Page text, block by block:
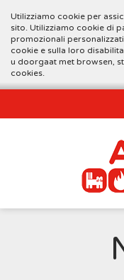
Utilizziamo cookie per
sito. Utilizziamo cookie di
promozionali
cookie e sulla loro
u doorgaat met browsen,
cookies.